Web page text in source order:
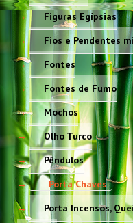
Figuras Egípsias
Fios e Pendentes
Fontes
Fontes de Fumo
Mochos
Olho Turco
Pêndulos
Porta Chaves
Porta Incensos,